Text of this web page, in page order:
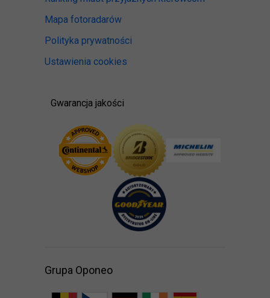
Mapa fotoradarów
Polityka prywatności
Ustawienia cookies
Gwarancja jakości
Grupa Oponeo